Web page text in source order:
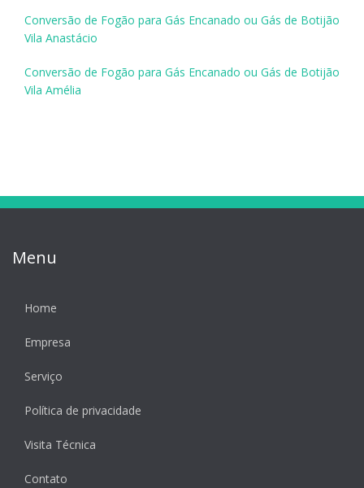
Conversão de Fogão para Gás Encanado ou Gás de Botijão
Vila Anastácio
Conversão de Fogão para Gás Encanado ou Gás de Botijão
Vila Amélia
Menu
Home
Empresa
Serviço
Política de privacidade
Visita Técnica
Contato